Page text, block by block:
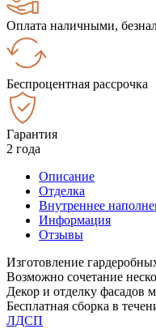
Оплата наличными,
Беспроцентная рассрочка
Гарантия
2 года
Описание
Отделка
Внутреннее
Информация
Отзывы
Изготовление
Возможно сочетание
Декор и отделку фасадов
Бесплатная сборка в
ЛДСП